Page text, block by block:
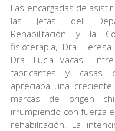
Las encargadas de
las Jefas del
Rehabilitación y la
fisioterapia, Dra.
Dra. Lucia Vacas.
fabricantes y casas
apreciaba una
marcas de origen
irrumpiendo con fuerza
rehabilitación. La